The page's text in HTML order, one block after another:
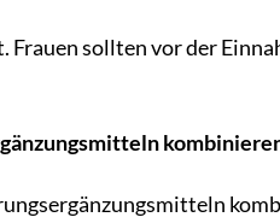
sollten vor der